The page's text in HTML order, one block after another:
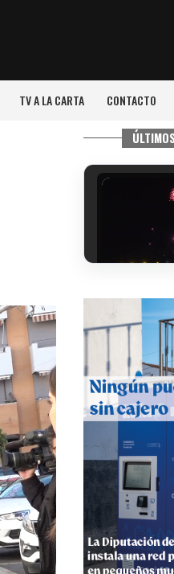
TV A LA CARTA CONTACTO
6º DÍA DE
2026
·
QUINTA
hace 3 días·